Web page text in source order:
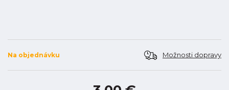
Na objednávku Možnosti dopravy